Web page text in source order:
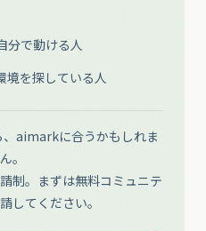
分で動ける人
境を探している人
aimarkに合うかもしれま
。
制。まずは無料コミュニテ
してください。